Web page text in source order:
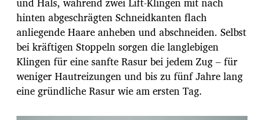
hinten abgeschrägten Schneidkanten flach
anliegende Haare anheben und abschneiden. Selbst
bei kräftigen Stoppeln sorgen die langlebigen
Klingen für eine sanfte Rasur bei jedem Zug – für
weniger Hautreizungen und bis zu fünf Jahre lang
eine gründliche Rasur wie am ersten Tag.